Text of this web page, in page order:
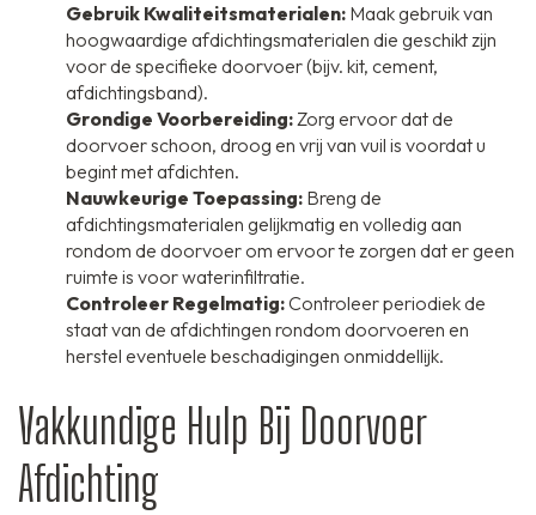
Gebruik Kwaliteitsmaterialen: Maak gebruik van
hoogwaardige afdichtingsmaterialen die geschikt zijn
voor de specifieke doorvoer (bijv. kit, cement,
afdichtingsband).
Grondige Voorbereiding:Zorg ervoor dat de
doorvoer schoon, droog en vrij van vuil is voordat u
begint met afdichten.
Nauwkeurige Toepassing: Breng de
afdichtingsmaterialen gelijkmatig en volledig aan
rondom de doorvoer om ervoor te zorgen dat er geen
ruimte is voor waterinfiltratie.
Controleer Regelmatig:Controleer periodiek de
staat van de afdichtingen rondom doorvoeren en
herstel eventuele beschadigingen onmiddellijk.
Vakkundige Hulp Bij Doorvoer
Afdichting